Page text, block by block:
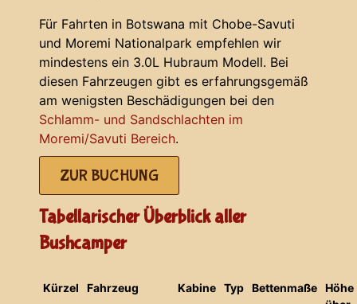
Für Fahrten in Botswana mit Chobe-Savuti
und Moremi Nationalpark empfehlen wir
mindestens ein 3.0L Hubraum Modell. Bei
diesen Fahrzeugen gibt es erfahrungsgemäß
am wenigsten Beschädigungen bei den
Schlamm- und Sandschlachten im
Moremi/Savuti Bereich.
ZUR BUCHUNG
Tabellarischer Überblick aller
Bushcamper
Kürzel Fahrzeug Kabine Typ Bettenmaße Höhe